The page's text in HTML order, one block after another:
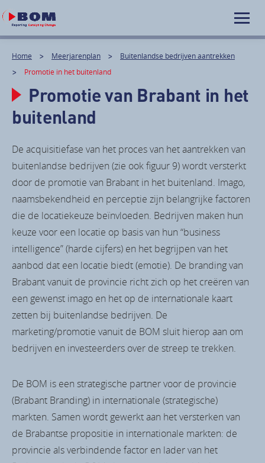
Home Meerjarenplan
Buitenlandse bedrijven aantrekken
Promotie in het buitenland
Promotie van Brabant in het
buitenland
De acquisitiefase van het proces van het aantrekken van
buitenlandse bedrijven (zie ook figuur 9) wordt versterkt
door de promotie van Brabant in het buitenland. Imago,
naamsbekendheid en perceptie zijn belangrijke factoren
die de locatiekeuze beïnvloeden. Bedrijven maken hun
keuze voor een locatie op basis van hun “business
intelligence” (harde cijfers) en het begrijpen van het
aanbod dat een locatie biedt (emotie). De branding van
Brabant vanuit de provincie richt zich op het creëren van
een gewenst imago en het op de internationale kaart
zetten bij buitenlandse bedrijven. De
marketing/promotie vanuit de BOM sluit hierop aan om
bedrijven en investeerders over de streep te trekken.
De BOM is een strategische partner voor de provincie
(Brabant Branding) in internationale (strategische)
markten. Samen wordt gewerkt aan het versterken van
de Brabantse propositie in internationale markten: de
provincie als verbindende factor en lader van het